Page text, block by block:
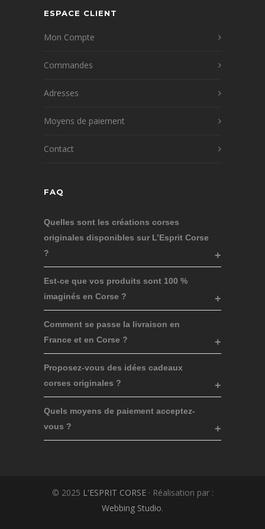
ESPACE CLIENT
Mon Compte
Commandes
Adresses
Moyens de paiement
Contact
FAQ
Quelles sont les créations corses
originales disponibles sur L’Esprit Corse
?
Est-ce que vos produits sont 100 %
imaginés en Corse ?
Comment se passe la livraison en
France et en Corse ?
Proposez-vous des idées cadeaux
corses originales ?
Quels moyens de paiement acceptez-
vous ?
© 2025 L'ESPRIT CORSE · Réalisation par :
Webbing Studio.